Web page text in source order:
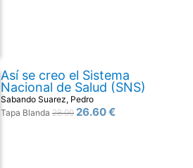
Así se creo el Sistema
Nacional de Salud (SNS)
Sabando Suarez, Pedro
Tapa Blanda 28.00 26.60 €